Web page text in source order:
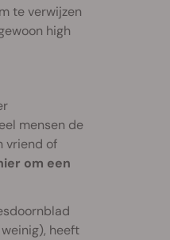
te verwijzen
high
mensen de
vriend of
om een
heeft